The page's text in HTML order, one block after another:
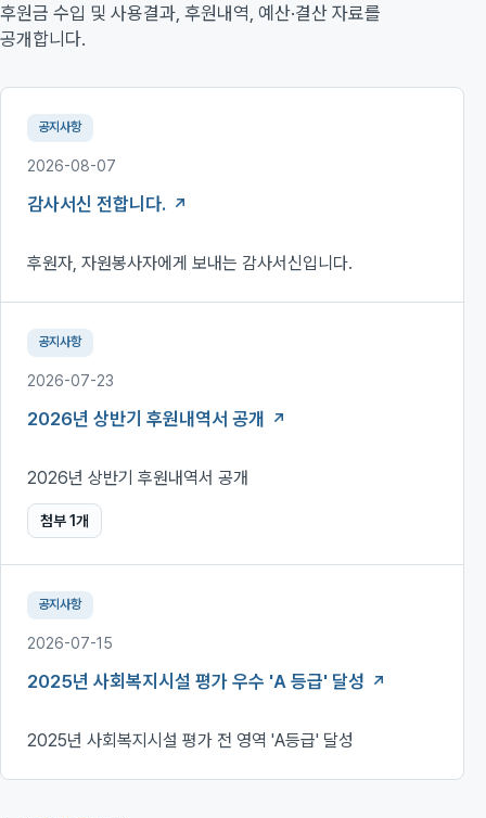
후원금 수입 및 사용결과, 후원내역, 예산·결산 자료를
공개합니다.
공지사항
2026-08-07
감사서신 전합니다.
후원자, 자원봉사자에게 보내는 감사서신입니다.
공지사항
2026-07-23
2026년 상반기 후원내역서 공개
2026년 상반기 후원내역서 공개
첨부1개
공지사항
2026-07-15
2025년 사회복지시설 평가 우수 'A 등급' 달성
2025년 사회복지시설 평가 전 영역 'A등급' 달성